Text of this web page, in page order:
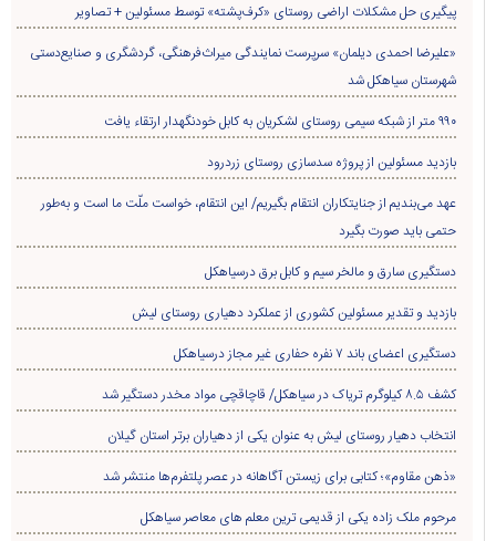
پیگیری حل مشکلات اراضی روستای «کرف‌پشته» توسط مسئولین + تصاویر
«علیرضا احمدی دیلمان» سرپرست نمایندگی میراث‌فرهنگی، گردشگری و صنایع‌دستی
شهرستان سیاهکل شد
۹۹۰ متر از شبکه سیمی روستای لشکریان به کابل خودنگهدار ارتقاء یافت
بازدید مسئولین از پروژه سدسازی روستای زردرود
عهد می‌بندیم از جنایتکاران انتقام بگیریم/ این انتقام، خواست ملّت ما است و به‌طور
حتمی باید صورت بگیرد
دستگیری سارق و مالخر سیم و کابل برق درسیاهکل
بازدید و تقدیر مسئولین کشوری از عملکرد دهیاری روستای لیش
دستگیری اعضای باند ۷ نفره حفاری غير مجاز درسیاهکل
کشف ۸.۵ کیلوگرم تریاک در سیاهکل/ قاچاقچی مواد مخدر دستگیر شد
انتخاب دهیار روستای لیش به عنوان یکی از دهیاران برتر استان گیلان
«ذهن مقاوم»؛ کتابی برای زیستن آگاهانه در عصر پلتفرم‌ها منتشر شد
مرحوم ملک زاده یکی از قدیمی ترین معلم های معاصر سیاهکل